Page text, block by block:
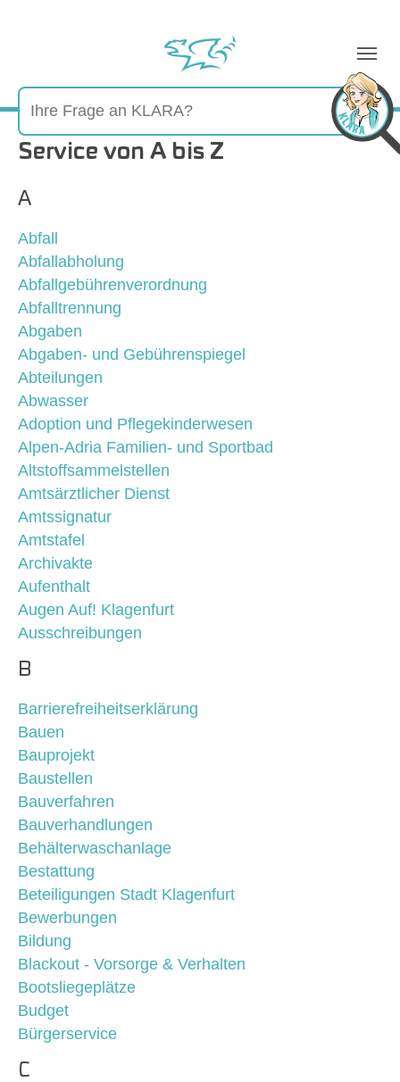
Sie sind hier:
Service von A bis Z
A
Abfall
Abfallabholung
Abfallgebührenverordnung
Abfalltrennung
Abgaben
Abgaben- und Gebührenspiegel
Abteilungen
Abwasser
Adoption und Pflegekinderwesen
Alpen-Adria Familien- und Sportbad
Altstoffsammelstellen
Amtsärztlicher Dienst
Amtssignatur
Amtstafel
Archivakte
Aufenthalt
Augen Auf! Klagenfurt
Ausschreibungen
B
Barrierefreiheitserklärung
Bauen
Bauprojekt
Baustellen
Bauverfahren
Bauverhandlungen
Behälterwaschanlage
Bestattung
Beteiligungen Stadt Klagenfurt
Bewerbungen
Bildung
Blackout - Vorsorge & Verhalten
Bootsliegeplätze
Budget
Bürgerservice
C